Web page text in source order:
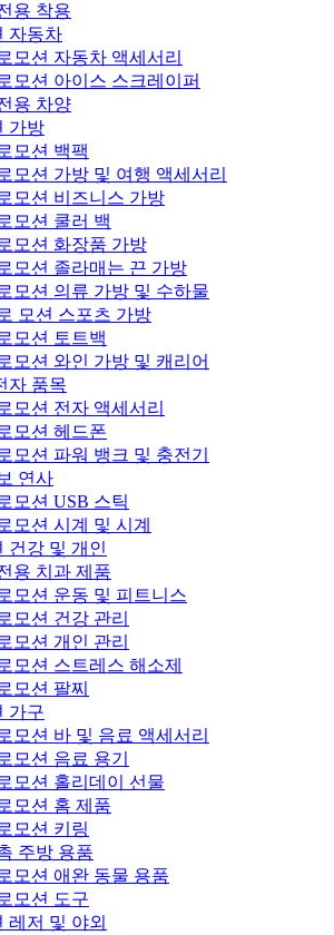
용 착용
자동차
모션 자동차 액세서리
모션 아이스 스크레이퍼
용 차양
가방
모션 백팩
모션 가방 및 여행 액세서리
모션 비즈니스 가방
모션 쿨러 백
모션 화장품 가방
모션 졸라매는 끈 가방
모션 의류 가방 및 수하물
모션 스포츠 가방
모션 토트백
모션 와인 가방 및 캐리어
자 품목
모션 전자 액세서리
모션 헤드폰
모션 파워 뱅크 및 충전기
연사
모션 USB 스틱
모션 시계 및 시계
건강 및 개인
용 치과 제품
모션 운동 및 피트니스
모션 건강 관리
모션 개인 관리
모션 스트레스 해소제
모션 팔찌
가구
모션 바 및 음료 액세서리
모션 음료 용기
모션 홀리데이 선물
모션 홈 제품
모션 키링
주방 용품
모션 애완 동물 용품
모션 도구
레저 및 야외